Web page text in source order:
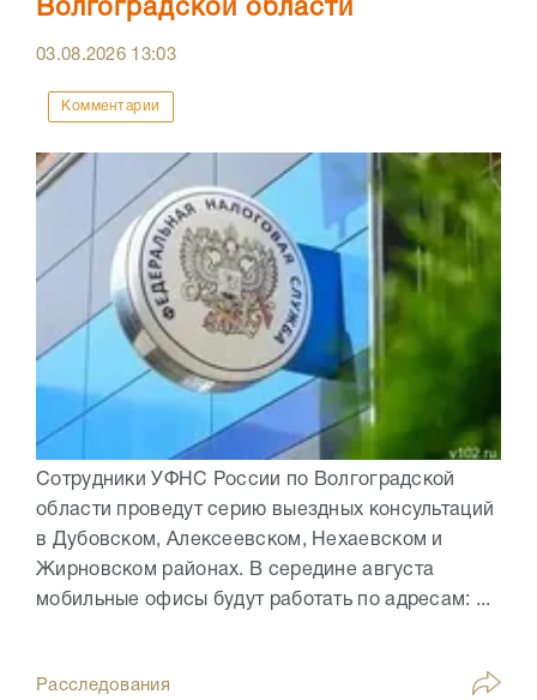
Волгоградской области
03.08.2026 13:03
Комментарии
Сотрудники УФНС России по Волгоградской
области проведут серию выездных консультаций
в Дубовском, Алексеевском, Нехаевском и
Жирновском районах. В середине августа
мобильные офисы будут работать по адресам: ...
Расследования